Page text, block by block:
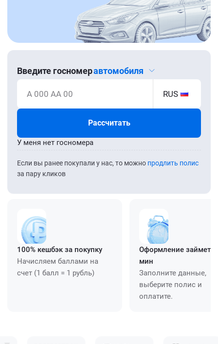
Введите госномеравтомобиля
А 000 АА 00 RUS
Рассчитать
Если вы ранее покупали у нас, то можно продлить полис
за пару кликов
У меня нет госномера
100% кешбэк за покупку
Начисляем баллами на
счет (1 балл = 1 рубль)
Оформление займет
мин
Заполните данные,
выберите полис и
оплатите.